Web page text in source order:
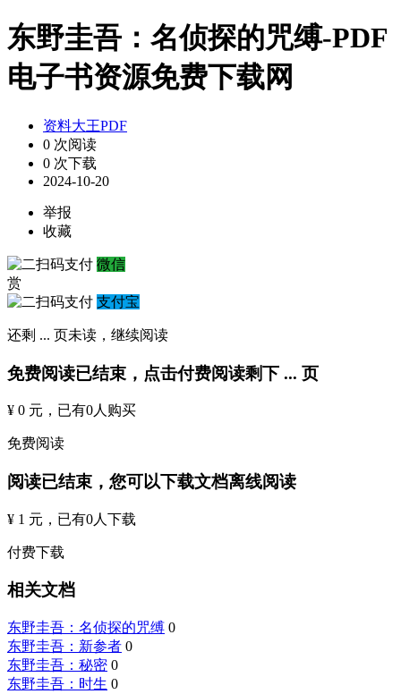
东野圭吾：名侦探的咒缚-PDF
电子书资源免费下载网
资料大王PDF
0 次阅读
0 次下载
2024-10-20
举报
收藏
微信
赏
支付宝
还剩 ... 页未读， 继续阅读
免费阅读已结束，点击付费阅读剩下 ... 页
¥ 0 元 ，已有0人购买
免费阅读
阅读已结束，您可以下载文档离线阅读
¥ 1 元 ，已有0人下载
付费下载
相关文档
东野圭吾：名侦探的咒缚 0
东野圭吾：新参者 0
东野圭吾：秘密 0
东野圭吾：时生 0